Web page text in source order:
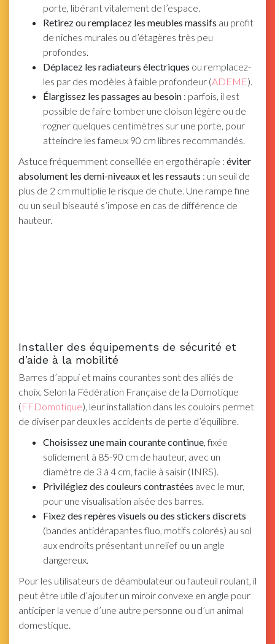
porte, libérant vitalement de l’espace.
Retirez ou remplacez les meubles massifs au profit
de niches murales ou d’étagères très peu
profondes.
Déplacez les radiateurs électriques ou remplacez-
les par des modèles à faible profondeur (ADEME).
Élargissez les passages au besoin : parfois, il est
possible de faire tomber une cloison légère ou de
rogner quelques centimètres sur une porte, pour
atteindre les fameux 90 cm libres recommandés.
Astuce fréquemment conseillée en ergothérapie : éviter
absolument les demi-niveaux et les ressauts : un seuil de
plus de 2 cm multiplie le risque de chute. Une rampe fine
ou un seuil biseauté s’impose en cas de différence de
hauteur.
Installer des équipements de sécurité et
d’aide à la mobilité
Barres d’appui et mains courantes sont des alliés de
choix. Selon la Fédération Française de la Domotique
(FFDomotique), leur installation dans les couloirs permet
de diviser par deux les accidents de perte d’équilibre.
Choisissez une main courante continue, fixée
solidement à 85-90 cm de hauteur, avec un
diamètre de 3 à 4 cm, facile à saisir (INRS).
Privilégiez des couleurs contrastées avec le mur,
pour une visualisation aisée des barres.
Fixez des repères visuels ou des stickers discrets
(bandes antidérapantes fluo, motifs colorés) au sol
aux endroits présentant un relief ou un angle
dangereux.
Pour les utilisateurs de déambulateur ou fauteuil roulant, il
peut être utile d’ajouter un miroir convexe en angle pour
anticiper la venue d’une autre personne ou d’un animal
domestique.